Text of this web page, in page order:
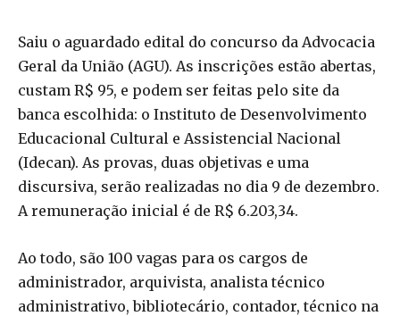
Saiu o aguardado edital do concurso da Advocacia
Geral da União (AGU). As inscrições estão abertas,
custam R$ 95, e podem ser feitas pelo site da
banca escolhida: o Instituto de Desenvolvimento
Educacional Cultural e Assistencial Nacional
(Idecan). As provas, duas objetivas e uma
discursiva, serão realizadas no dia 9 de dezembro.
A remuneração inicial é de R$ 6.203,34.
Ao todo, são 100 vagas para os cargos de
administrador, arquivista, analista técnico
administrativo, bibliotecário, contador, técnico na